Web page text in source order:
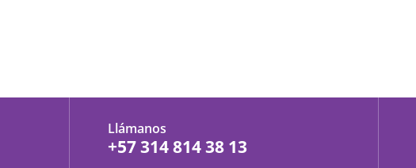
Llámanos
+57 314 814 38 13